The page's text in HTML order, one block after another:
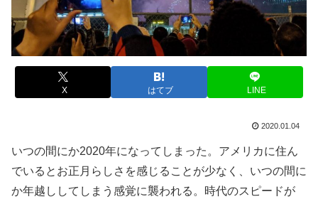
X はてブ LINE
2020.01.04
いつの間にか2020年になってしまった。アメリカに住ん
でいるとお正月らしさを感じることが少なく、いつの間に
か年越ししてしまう感覚に襲われる。時代のスピードが